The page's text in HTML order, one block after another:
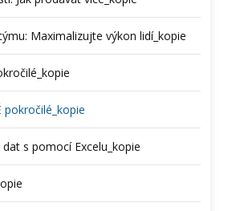
Maximalizujte výkon lidí_kopie
pokročilé_kopie
s pomocí Excelu_kopie